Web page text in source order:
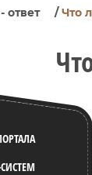
ответ /Что